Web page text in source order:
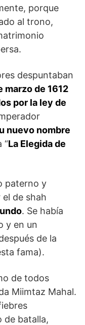
porque
al trono,
despuntaban
marzo de 1612
por la ley de
nuevo nombre
“La Elegida de
paterno y
de shah
. Se había
y en un
de la
fama).
de todos
Miimtaz Mahal.
de batalla,